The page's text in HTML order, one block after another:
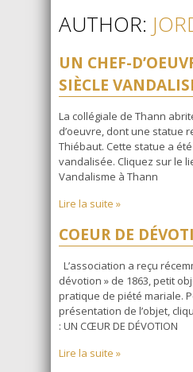
AUTHOR:
UN CHEF-
SIÈCLE
La collégiale de Thann
d’oeuvre, dont une statue
Thiébaut. Cette statue a
vandalisée. Cliquez sur le
Vandalisme à Thann
Lire la suite »
COEUR DE
L’association a reçu
dévotion » de 1863, petit
pratique de piété mariale.
présentation de l’objet,
: UN CŒUR DE DÉVOTION
Lire la suite »